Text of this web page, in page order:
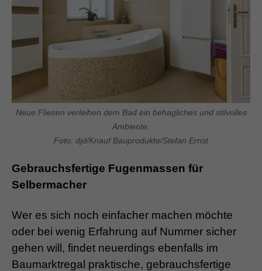
Neue Fliesen verleihen dem Bad ein behagliches und stilvolles
Ambiente.
Foto: djd/Knauf Bauprodukte/Stefan Ernst
Gebrauchsfertige Fugenmassen für
Selbermacher
Wer es sich noch einfacher machen möchte
oder bei wenig Erfahrung auf Nummer sicher
gehen will, findet neuerdings ebenfalls im
Baumarktregal praktische, gebrauchsfertige